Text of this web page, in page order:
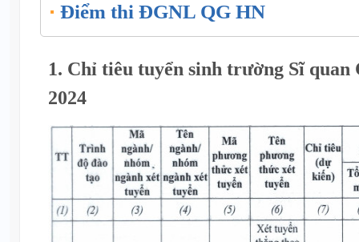
Điểm thi ĐGNL QG HN
1. Chỉ tiêu tuyển sinh trường Sĩ quan
2024